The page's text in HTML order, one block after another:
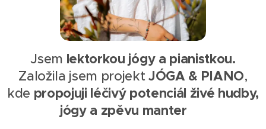
Jsem lektorkou jógy a pianistkou.
Založila jsem projektJÓGA & PIANO,
kde propojuji léčivý potenciál živé hudby,
jógy a zpěvu manter